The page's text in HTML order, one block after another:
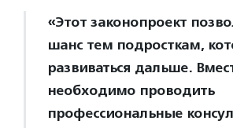
«Этот законопроект
шанс тем подросткам,
развиваться дальше.
необходимо проводить
профессиональные